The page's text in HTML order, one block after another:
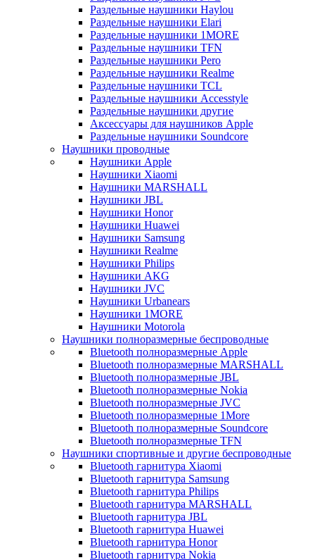
Раздельные наушники Haylou
Раздельные наушники Elari
Раздельные наушники 1MORE
Раздельные наушники TFN
Раздельные наушники Pero
Раздельные наушники Realme
Раздельные наушники TCL
Раздельные наушники Accesstyle
Раздельные наушники другие
Аксессуары для наушников Apple
Раздельные наушники Soundcore
Наушники проводные
Наушники Apple
Наушники Xiaomi
Наушники MARSHALL
Наушники JBL
Наушники Honor
Наушники Huawei
Наушники Samsung
Наушники Realme
Наушники Philips
Наушники AKG
Наушники JVC
Наушники Urbanears
Наушники 1MORE
Наушники Motorola
Наушники полноразмерные беспроводные
Bluetooth полноразмерные Apple
Bluetooth полноразмерные MARSHALL
Bluetooth полноразмерные JBL
Bluetooth полноразмерные Nokia
Bluetooth полноразмерные JVC
Bluetooth полноразмерные 1More
Bluetooth полноразмерные Soundcore
Bluetooth полноразмерные TFN
Наушники спортивные и другие беспроводные
Bluetooth гарнитура Xiaomi
Bluetooth гарнитура Samsung
Bluetooth гарнитура Philips
Bluetooth гарнитура MARSHALL
Bluetooth гарнитура JBL
Bluetooth гарнитура Huawei
Bluetooth гарнитура Honor
Bluetooth гарнитура Nokia